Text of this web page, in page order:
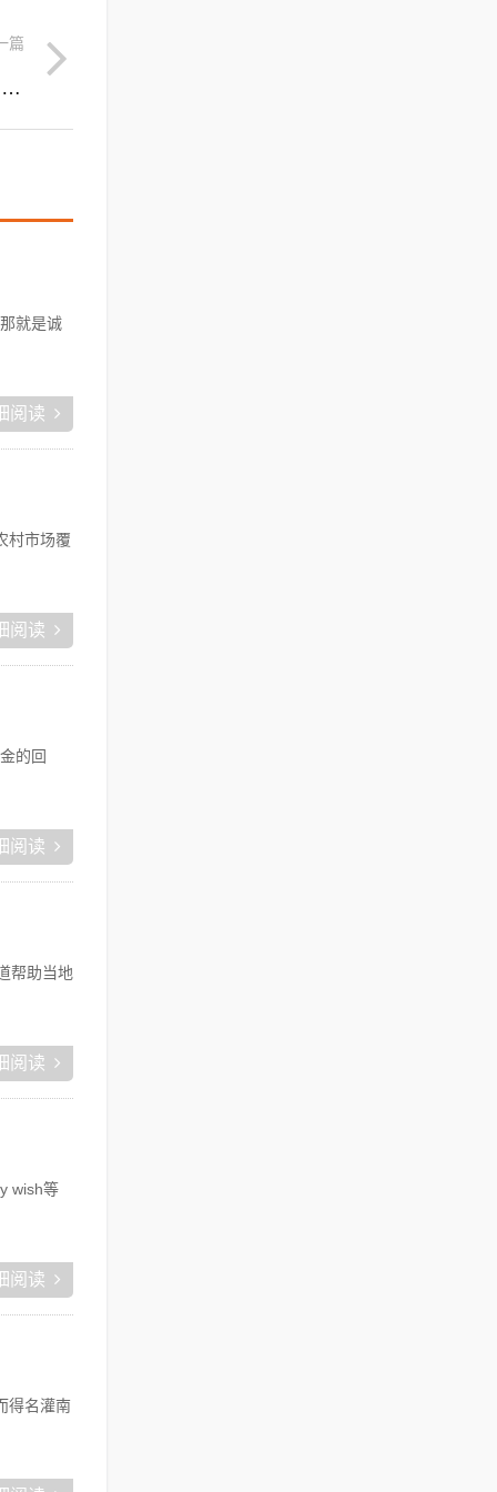
篇
洛阳市电商产业园:从生活了10年的深圳来到洛阳一年了，感觉事业和生活都不是很顺利，怎么办？
就是诚
阅读
村市场覆
阅读
的回
阅读
帮助当地
阅读
wish等
阅读
得名灌南